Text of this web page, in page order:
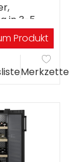
in 3-5
Produkt